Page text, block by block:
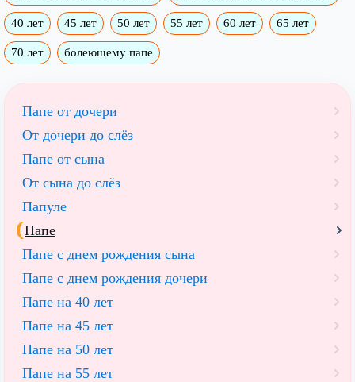
40 лет 45 лет 50 лет 55 лет 60 лет 65 лет
70 лет болеющему папе
Папе от дочери
От дочери до слёз
Папе от сына
От сына до слёз
Папуле
Папе
Папе с днем рождения сына
Папе с днем рождения дочери
Папе на 40 лет
Папе на 45 лет
Папе на 50 лет
Папе на 55 лет